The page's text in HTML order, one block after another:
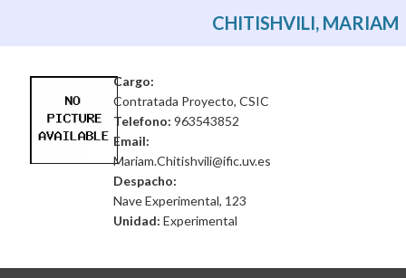
CHITISHVILI, MARIAM
Cargo:
Contratada Proyecto, CSIC
Telefono: 963543852
Email:
Mariam.Chitishvili@ific.uv.es
Despacho:
Nave Experimental, 123
Unidad: Experimental